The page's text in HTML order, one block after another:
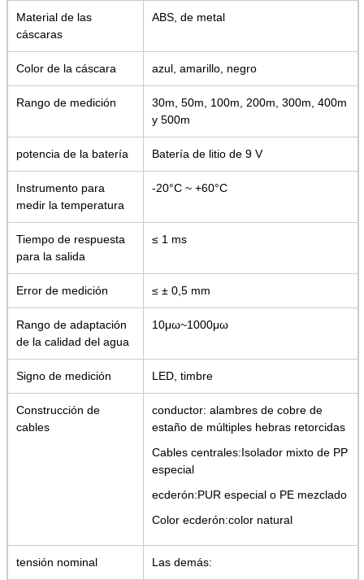
Material de las
cáscaras
ABS, de metal
Color de la cáscara azul, amarillo, negro
Rango de medición
30m, 50m, 100m, 200m, 300m, 400m
y 500m
potencia de la batería Batería de litio de 9 V
Instrumento para
medir la temperatura
-20°C ~ +60°C
Tiempo de respuesta
para la salida
≤ 1 ms
Error de medición ≤ ± 0,5 mm
Rango de adaptación
de la calidad del agua
10μω~1000μω
Signo de medición LED, timbre
Construcción de
cables
conductor: alambres de cobre de
estaño de múltiples hebras retorcidas
Cables centrales:Isolador mixto de PP
especial
ecderón:PUR especial o PE mezclado
Color ecderón:color natural
tensión nominal Las demás: